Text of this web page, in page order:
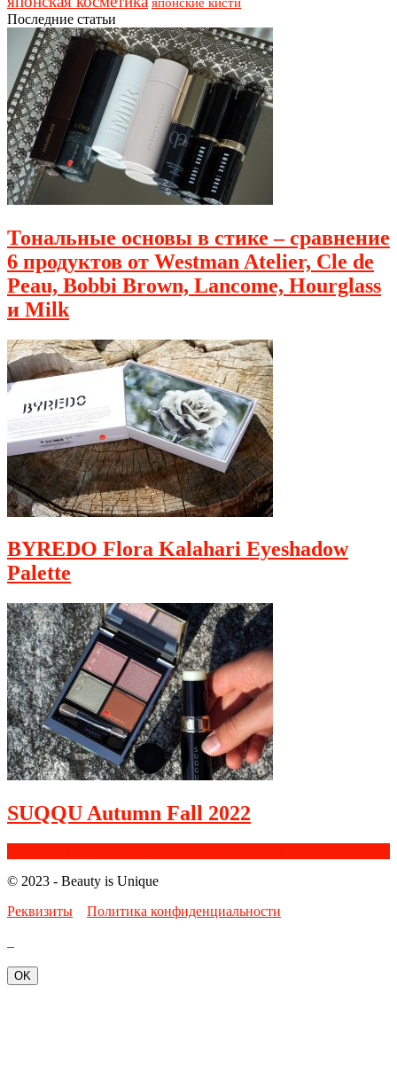
Последние статьи
Тональные основы в стике – сравнение
6 продуктов от Westman Atelier, Cle de
Peau, Bobbi Brown, Lancome, Hourglass
и Milk
BYREDO Flora Kalahari Eyeshadow
Palette
SUQQU Autumn Fall 2022
© 2023 - Beauty is Unique
Реквизиты
Политика конфиденциальности
OK